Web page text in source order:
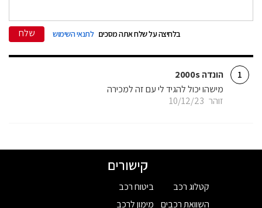
בלחיצה על שלח אתה מסכים לתנאי השימוש שלח
1 הונדה 2000s
זוהר 10/12/23
מישהו יכול להגיד לי עם זה למכירה
קישורים
קטלוג רכב
השוואת רכבים
ביטוח רכב
מימון לרכב